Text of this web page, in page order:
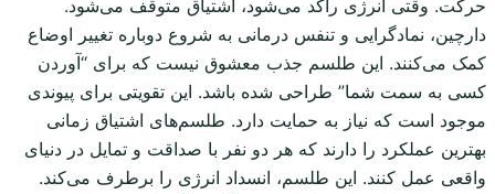
حرکت. وقتی انرژی راکد می‌شود، اشتیاق متوقف می‌شود.
دارچین، نمادگرایی و تنفس درمانی به شروع دوباره تغییر اوضاع
کمک می‌کنند. این طلسم جذب معشوق نیست که برای “آوردن
کسی به سمت شما” طراحی شده باشد. این تقویتی برای پیوندی
موجود است که نیاز به حمایت دارد. طلسم‌های اشتیاق زمانی
بهترین عملکرد را دارند که هر دو نفر با صداقت و تمایل در دنیای
واقعی عمل کنند. این طلسم، انسداد انرژی را برطرف می‌کند.